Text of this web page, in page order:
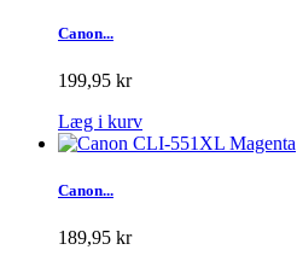
Canon...
199,95 kr
Læg i kurv
Canon...
189,95 kr